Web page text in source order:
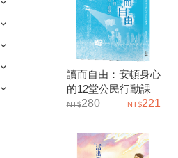
讀而自由：安頓身心
的12堂公民行動課
280
221